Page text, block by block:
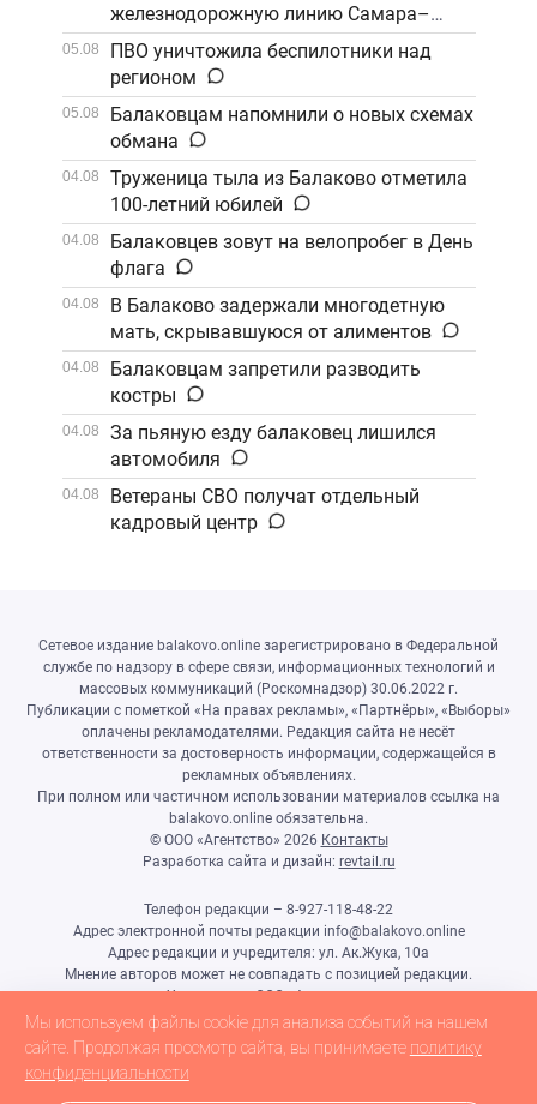
железнодорожную линию Самара–
Саратов
05.08
ПВО уничтожила беспилотники над
регионом
05.08
Балаковцам напомнили о новых схемах
обмана
04.08
Труженица тыла из Балаково отметила
100-летний юбилей
04.08
Балаковцев зовут на велопробег в День
флага
04.08
В Балаково задержали многодетную
мать, скрывавшуюся от алиментов
04.08
Балаковцам запретили разводить
костры
04.08
За пьяную езду балаковец лишился
автомобиля
04.08
Ветераны СВО получат отдельный
кадровый центр
Сетевое издание balakovo.online зарегистрировано в Федеральной
службе по надзору в сфере связи, информационных технологий и
массовых коммуникаций (Роскомнадзор) 30.06.2022 г.
Публикации с пометкой «На правах рекламы», «Партнёры», «Выборы»
оплачены рекламодателями. Редакция сайта не несёт
ответственности за достоверность информации, содержащейся в
рекламных объявлениях.
При полном или частичном использовании материалов ссылка на
balakovo.online обязательна.
© ООО «Агентство» 2026 Контакты
Разработка сайта и дизайн: revtail.ru
Телефон редакции – 8-927-118-48-22
Адрес электронной почты редакции info@balakovo.online
Адрес редакции и учредителя: ул. Ак.Жука, 10а
Мнение авторов может не совпадать с позицией редакции.
Учредитель: ООО «Агентство»
Гл.редактор Ивлиева Н.Н.
Настоящий ресурс может содержать материалы 18+
Мы используем файлы cookie для анализа событий на нашем
сайте. Продолжая просмотр сайта, вы принимаете политику
конфиденциальности